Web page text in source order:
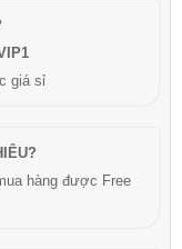
giá sỉ
hàng được Free